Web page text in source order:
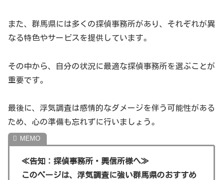
四季折々の風景を楽しむことができます。
吹割の滝：群馬県安中市にある自然の名所で、落差
草津白根山：活火山である白根山は、草津温泉の湧
出源でもあります。山頂からの眺めは絶景です。
段の両側には色とりどりのお店が並び、観光客に人
気です。
また、群馬県には多くの探偵事務所があり、それぞれが異
なる特色やサービスを提供しています。
その中から、自分の状況に最適な探偵事務所を選ぶことが
重要です。
最後に、浮気調査は感情的なダメージを伴う可能性がある
ため、心の準備も忘れずに行いましょう。
≪告知：探偵事務所・興信所様へ≫
このページは、浮気調査に強い群馬県のおすすめ